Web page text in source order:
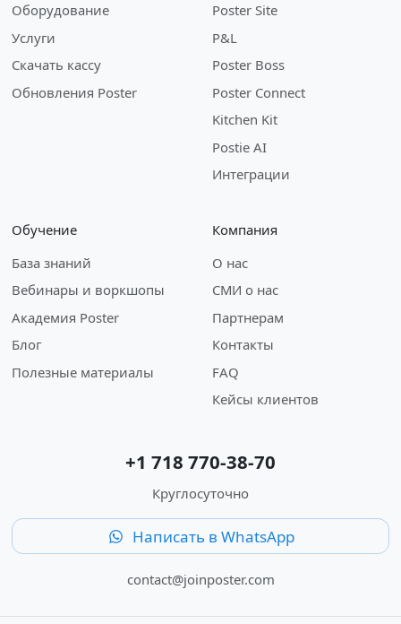
Оборудование
Услуги
Скачать кассу
Обновления Poster
Poster Site
P&L
Poster Boss
Poster Connect
Kitchen Kit
Postie AI
Интеграции
Обучение
База знаний
Вебинары и воркшопы
Академия Poster
Блог
Полезные материалы
Компания
О нас
СМИ о нас
Партнерам
Контакты
FAQ
Кейсы клиентов
+1 718 770-38-70
Круглосуточно
Написать в WhatsApp
contact@joinposter.com